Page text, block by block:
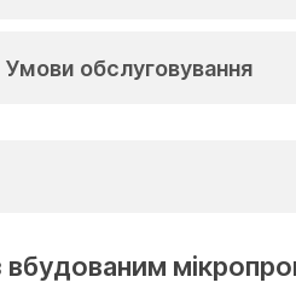
Умови обслуговування